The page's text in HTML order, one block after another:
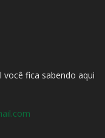
fica sabendo aqui